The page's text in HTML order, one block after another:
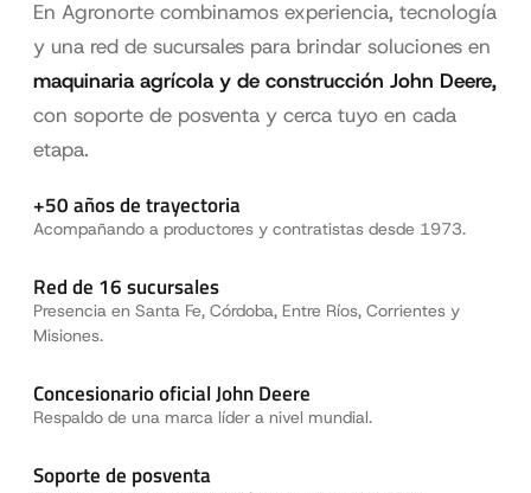
En Agronorte combinamos experiencia, tecnología
y una red de sucursales para brindar soluciones en
maquinaria agrícola y de construcción John Deere,
con soporte de posventa y cerca tuyo en cada
etapa.
+50 años de trayectoria
Acompañando a productores y contratistas desde 1973.
Red de 16 sucursales
Presencia en Santa Fe, Córdoba, Entre Ríos, Corrientes y
Misiones.
Concesionario oficial John Deere
Respaldo de una marca líder a nivel mundial.
Soporte de posventa